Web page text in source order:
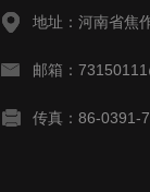
地址：河南省焦
邮箱：
传真：86-0391-